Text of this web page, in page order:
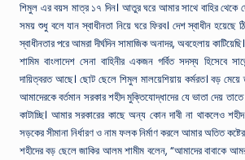
শিমুল এর বয়স মাত্র ১৭ দিন। আতুর ঘরে আমার সাথে বাহির থেকে
সময় শুধু বলে যান স্বাধীনতা নিয়ে ঘরে ফিরব। দেশ স্বাধীন হয়েছে
স্বাধীনতার পরে আমরা দীর্ঘদিন সামাজিক অনাদর, অবহেলায়
শামিম বাংলাদেশ সেনা বাহিনীর একজন গর্বিত সদস্য হিসেবে
দায়িত্বরত আছে। ছোট ছেলে শিমুল মালয়েশিয়ায় কর্মরত। বড়
আমাদেরকে বর্তমান সরকার শহীদ মুক্তিযোদ্ধাদের যে ভাতা দেয়
কাটাচ্ছি। আমার সরকারের কাছে অন্য কোন দাবী না থাকলেও শহীদ
সড়কের সীমানা নির্ধারণ ও নাম ফলক নির্মাণ করলে আমার অতিত
শহীদের বড় ছেলে জাকির আলম শামীম বলেন, “আমাদের বাবাকে